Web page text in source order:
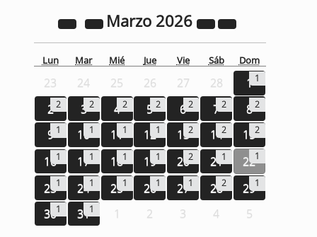
Marzo 2026
Lun Mar Mié Jue Vie Sáb Dom
23 24 25 26 27 28 1 1
22 32 42 5 2 62 72 82
9 1 101 111 121 132 142 152
161 171 181 191 202 211 221
231 241 251 261 271 282 291
301 311 1 2 3 4 5